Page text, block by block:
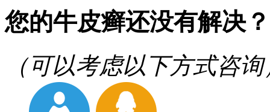
您的牛皮癣还没有解决？
（可以考虑以下方式咨询